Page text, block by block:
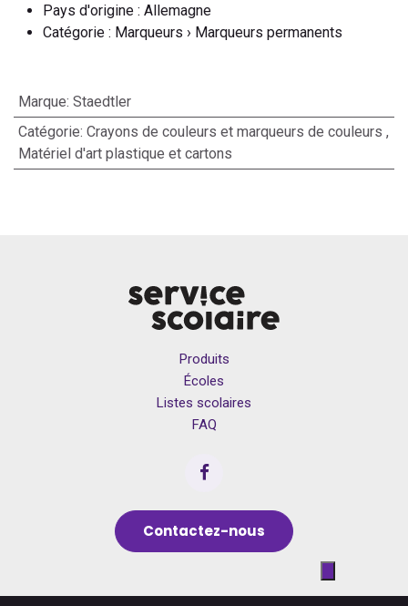
Pays d'origine : Allemagne
Catégorie : Marqueurs › Marqueurs permanents
Marque: Staedtler
Catégorie: Crayons de couleurs et marqueurs de couleurs ,
Matériel d'art plastique et cartons
Produits
Écoles
Listes scolaires
FAQ
Contactez-nous